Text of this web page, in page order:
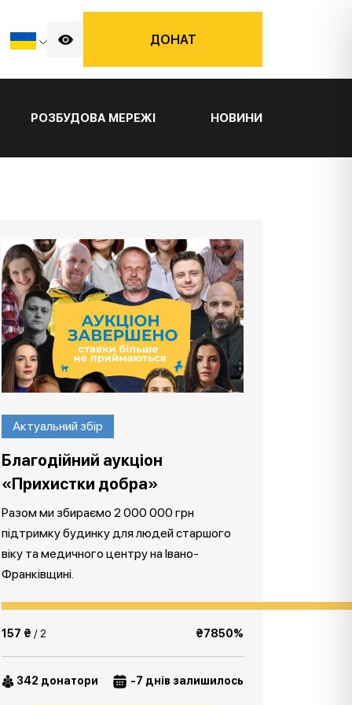
ДОНАТ
РОЗБУДОВА МЕРЕЖІ НОВИНИ
Актуальний збір
Благодійний аукціон
«Прихистки добра»
Разом ми збираємо 2 000 000 грн
підтримку будинку для людей старшого
віку та медичного центру на Івано-
Франківщині.
157 ₴ / 2 ₴7850%
342 донатори -7 днів залишилось